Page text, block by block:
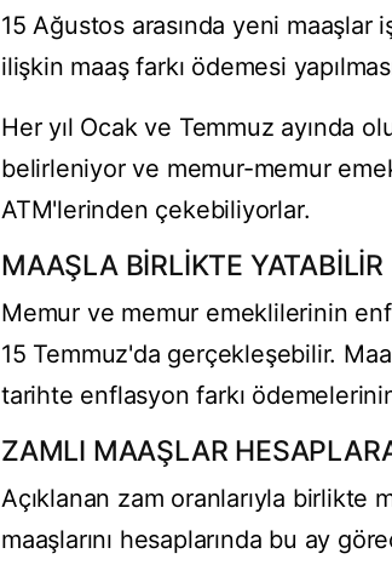
15 Ağustos arasında yeni maaşlar
ilişkin maaş farkı ödemesi
Her yıl Ocak ve Temmuz ayında
belirleniyor ve memur-memur
ATM'lerinden çekebiliyorlar.
MAAŞLA BİRLİKTE YATABİLİR
Memur ve memur emeklilerinin
15 Temmuz'da gerçekleşebilir.
tarihte enflasyon farkı
ZAMLI MAAŞLAR
Açıklanan zam oranlarıyla birlikte
maaşlarını hesaplarında bu ay